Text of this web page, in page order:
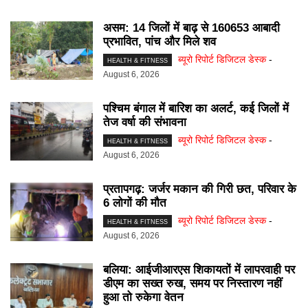
असम: 14 जिलों में बाढ़ से 160653 आबादी
प्रभावित, पांच और मिले शव
HEALTH & FITNESS ब्यूरो रिपोर्ट डिजिटल डेस्क -
August 6, 2026
पश्चिम बंगाल में बारिश का अलर्ट, कई जिलों में
तेज वर्षा की संभावना
HEALTH & FITNESS ब्यूरो रिपोर्ट डिजिटल डेस्क -
August 6, 2026
प्रतापगढ़: जर्जर मकान की गिरी छत, परिवार के
6 लोगों की मौत
HEALTH & FITNESS ब्यूरो रिपोर्ट डिजिटल डेस्क -
August 6, 2026
बलिया: आईजीआरएस शिकायतों में लापरवाही पर
डीएम का सख्त रुख, समय पर निस्तारण नहीं
हुआ तो रुकेगा वेतन